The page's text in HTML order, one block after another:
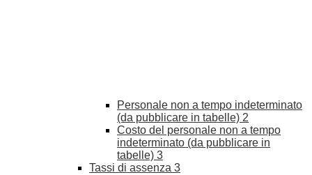
Personale non a tempo indeterminato
(da pubblicare in tabelle) 2
Costo del personale non a tempo
indeterminato (da pubblicare in
tabelle) 3
Tassi di assenza 3